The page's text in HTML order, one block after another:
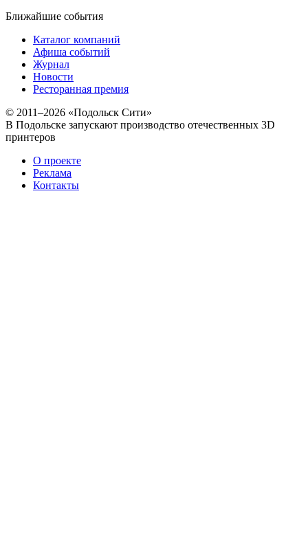
Ближайшие события
Каталог компаний
Афиша событий
Журнал
Новости
Ресторанная премия
© 2011–2026 «Подольск Сити»
В Подольске запускают производство отечественных 3D
принтеров
О проекте
Реклама
Контакты